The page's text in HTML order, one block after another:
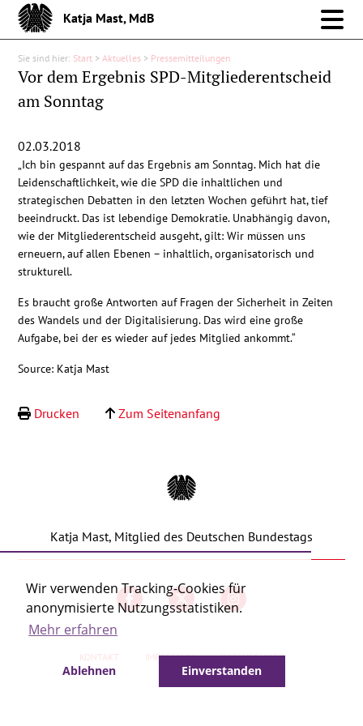
Wir verwenden Tracking-Cookies für
anonymisierte Nutzungsstatistiken.
Mehr erfahren
Ablehnen Einverstanden
Katja Mast, MdB
Meine Arbeit im Bund
Meine Arbeit vor Ort
Über mich
Aktuelles
Pressemitteilungen
Debattenbeiträge
Sie sind hier: Start > Aktuelles > Pressemitteilungen
Vor dem Ergebnis SPD-Mitgliederentscheid
am Sonntag
02.03.2018
„Ich bin gespannt auf das Ergebnis am Sonntag. Mich hat die
Leidenschaftlichkeit, wie die SPD die inhaltlichen und
strategischen Debatten in den letzten Wochen geführt hat, tief
beeindruckt. Das ist lebendige Demokratie. Unabhängig davon,
wie der Mitgliederentscheid ausgeht, gilt: Wir müssen uns
erneuern, auf allen Ebenen – inhaltlich, organisatorisch und
strukturell.
Es braucht große Antworten auf Fragen der Sicherheit in Zeiten
des Wandels und der Digitalisierung. Das wird eine große
Aufgabe, bei der es wieder auf jedes Mitglied ankommt.“
Source: Katja Mast
Drucken Zum Seitenanfang
Katja Mast, Mitglied des Deutschen Bundestags
KONTAKT IMPRESSUM DATENSCHUTZ